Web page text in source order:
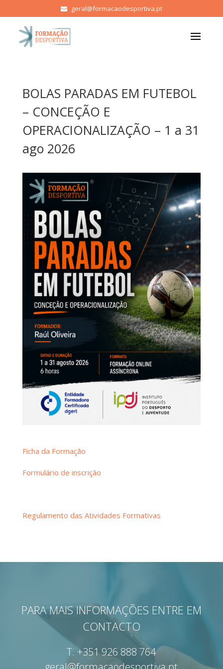
geral@formacaodesportiva.pt
BOLAS PARADAS EM FUTEBOL
– CONCEÇÃO E
OPERACIONALIZAÇÃO – 1 a 31
ago 2026
Ficha da Formação
Formulário de inscrição
Regulamento das Atividades Formativas
PARA MAIS INFORMAÇÕES ENTRE EM
CONTACTO
T.+351 926 888 764